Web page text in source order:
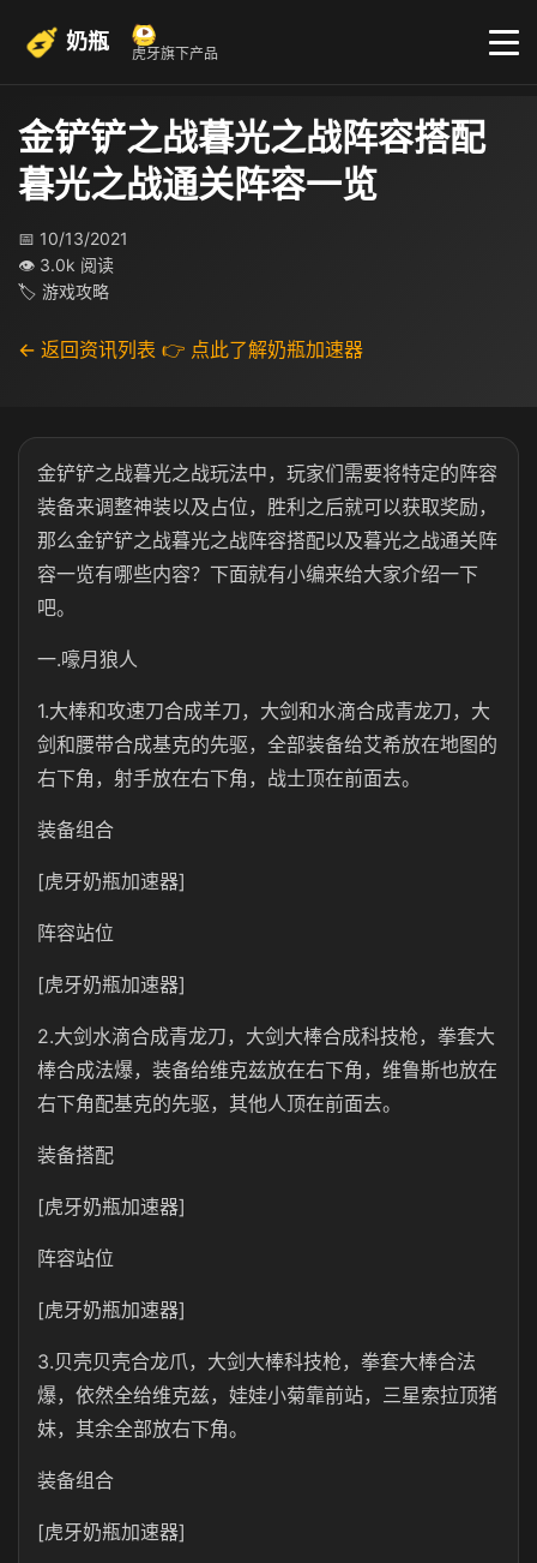
奶瓶 虎牙旗下产品
金铲铲之战暮光之战阵容搭配
暮光之战通关阵容一览
📅 10/13/2021
👁 3.0k 阅读
🏷 游戏攻略
← 返回资讯列表 👉 点此了解奶瓶加速器
金铲铲之战暮光之战玩法中，玩家们需要将特定的阵容
装备来调整神装以及占位，胜利之后就可以获取奖励，
那么金铲铲之战暮光之战阵容搭配以及暮光之战通关阵
容一览有哪些内容？下面就有小编来给大家介绍一下
吧。
一.嚎月狼人
1.大棒和攻速刀合成羊刀，大剑和水滴合成青龙刀，大
剑和腰带合成基克的先驱，全部装备给艾希放在地图的
右下角，射手放在右下角，战士顶在前面去。
装备组合
[虎牙奶瓶加速器]
阵容站位
[虎牙奶瓶加速器]
2.大剑水滴合成青龙刀，大剑大棒合成科技枪，拳套大
棒合成法爆，装备给维克兹放在右下角，维鲁斯也放在
右下角配基克的先驱，其他人顶在前面去。
装备搭配
[虎牙奶瓶加速器]
阵容站位
[虎牙奶瓶加速器]
3.贝壳贝壳合龙爪，大剑大棒科技枪，拳套大棒合法
爆，依然全给维克兹，娃娃小菊靠前站，三星索拉顶猪
妹，其余全部放右下角。
装备组合
[虎牙奶瓶加速器]